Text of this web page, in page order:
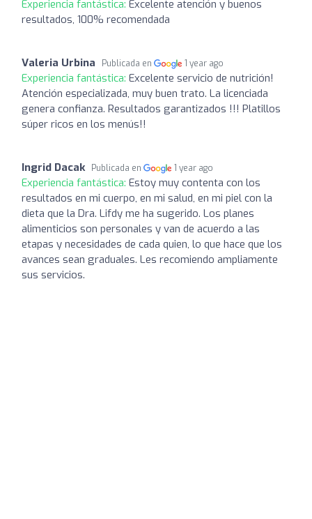
Experiencia fantástica: Excelente atención y buenos
resultados, 100% recomendada
Valeria Urbina Publicada en 1 year ago
Experiencia fantástica: Excelente servicio de nutrición!
Atención especializada, muy buen trato. La licenciada
genera confianza. Resultados garantizados !!! Platillos
súper ricos en los menús!!
Ingrid Dacak Publicada en 1 year ago
Experiencia fantástica: Estoy muy contenta con los
resultados en mi cuerpo, en mi salud, en mi piel con la
dieta que la Dra. Lifdy me ha sugerido. Los planes
alimenticios son personales y van de acuerdo a las
etapas y necesidades de cada quien, lo que hace que los
avances sean graduales. Les recomiendo ampliamente
sus servicios.